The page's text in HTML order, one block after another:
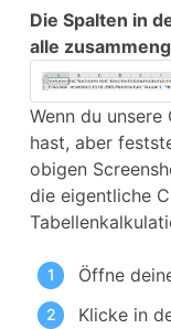
Die Spalten in
alle
Wenn du unsere
hast, aber
obigen
die eigentliche
Öffne
Klicke in